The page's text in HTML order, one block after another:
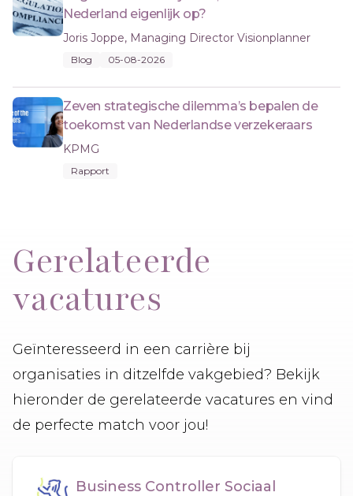
Nederland eigenlijk op?
Joris Joppe, Managing Director Visionplanner
Blog 05-08-2026
Zeven strategische dilemma’s bepalen de
toekomst van Nederlandse verzekeraars
KPMG
Rapport
Gerelateerde
vacatures
Geïnteresseerd in een carrière bij
organisaties in ditzelfde vakgebied? Bekijk
hieronder de gerelateerde vacatures en vind
de perfecte match voor jou!
Business Controller Sociaal